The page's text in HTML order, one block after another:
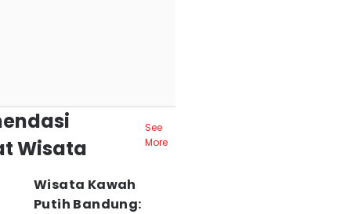
Wisata
See
More
Wisata Kawah
Putih Bandung: